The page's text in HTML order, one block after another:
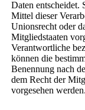
Daten entscheidet.
Mittel dieser
Unionsrecht oder
Mitgliedstaaten
Verantwortliche
können die
Benennung nach
dem Recht der
vorgesehen